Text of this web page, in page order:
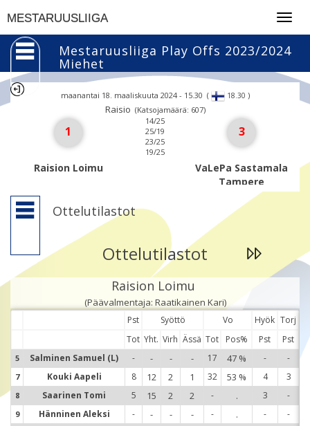
MESTARUUSLIIGA
Mestaruusliiga Play Offs 2023/2024
Miehet
maanantai 18. maaliskuuta 2024 - 15.30 ( 18.30 )
Raisio (Katsojamäärä: 607)
1
Raision Loimu
14/25
25/19
23/25
19/25
3
VaLePa Sastamala
Tampere
Ottelutilastot
Ottelutilastot
Raision Loimu
(Päävalmentaja: Raatikainen Kari)
Pst Syöttö Vo Hyök Torj
Tot Yht. Virh Ässä Tot Pos% Pst Pst
5 Salminen Samuel (L) - - - - 17 47 % - -
7 Kouki Aapeli 8 12 2 1 32 53 % 4 3
8 Saarinen Tomi 5 15 2 2 - . 3 -
9 Hänninen Aleksi - - - - - . - -